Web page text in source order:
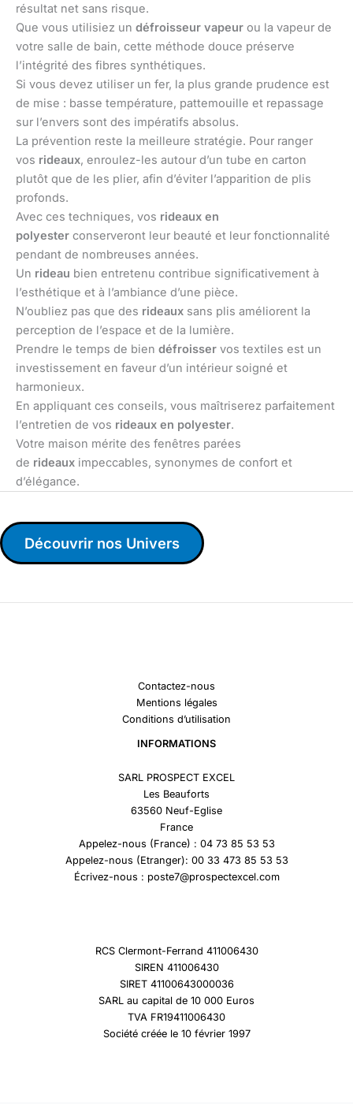
résultat net sans risque.
Que vous utilisiez un défroisseur vapeur ou la vapeur de
votre salle de bain, cette méthode douce préserve
l’intégrité des fibres synthétiques.
Si vous devez utiliser un fer, la plus grande prudence est
de mise : basse température, pattemouille et repassage
sur l’envers sont des impératifs absolus.
La prévention reste la meilleure stratégie. Pour ranger
vos rideaux, enroulez-les autour d’un tube en carton
plutôt que de les plier, afin d’éviter l’apparition de plis
profonds.
Avec ces techniques, vos rideaux en
polyester conserveront leur beauté et leur fonctionnalité
pendant de nombreuses années.
Un rideau bien entretenu contribue significativement à
l’esthétique et à l’ambiance d’une pièce.
N’oubliez pas que des rideaux sans plis améliorent la
perception de l’espace et de la lumière.
Prendre le temps de bien défroisser vos textiles est un
investissement en faveur d’un intérieur soigné et
harmonieux.
En appliquant ces conseils, vous maîtriserez parfaitement
l’entretien de vos rideaux en polyester.
Votre maison mérite des fenêtres parées
de rideaux impeccables, synonymes de confort et
d’élégance.
Découvrir nos Univers
Contactez-nous
Mentions légales
Conditions d’utilisation
INFORMATIONS
SARL PROSPECT EXCEL
Les Beauforts
63560 Neuf-Eglise
France
Appelez-nous (France) : 04 73 85 53 53
Appelez-nous (Etranger): 00 33 473 85 53 53
Écrivez-nous : poste7@prospectexcel.com
RCS Clermont-Ferrand 411006430
SIREN 411006430
SIRET 41100643000036
SARL au capital de 10 000 Euros
TVA FR19411006430
Société créée le 10 février 1997